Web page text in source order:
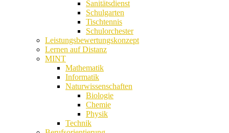
Sanitätsdienst
Schulgarten
Tischtennis
Schulorchester
Leistungsbewertungskonzept
Lernen auf Distanz
MINT
Mathematik
Informatik
Naturwissenschaften
Biologie
Chemie
Physik
Technik